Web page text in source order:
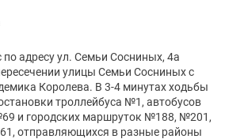
500 ₴
№257
707 м
адресу ул. Семьи Сосниных, 4а
улицы Семьи Сосниных с
Королева. В 3-4 минутах ходьбы
троллейбуса №1, автобусов
и городских маршруток №188, №201,
отправляющихся в разные районы